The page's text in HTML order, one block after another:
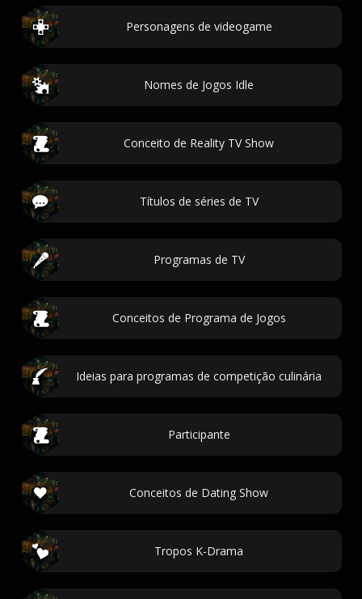
Personagens de videogame
Nomes de Jogos Idle
Conceito de Reality TV Show
Títulos de séries de TV
Programas de TV
Conceitos de Programa de Jogos
Ideias para programas de competição culinária
Participante
Conceitos de Dating Show
Tropos K-Drama